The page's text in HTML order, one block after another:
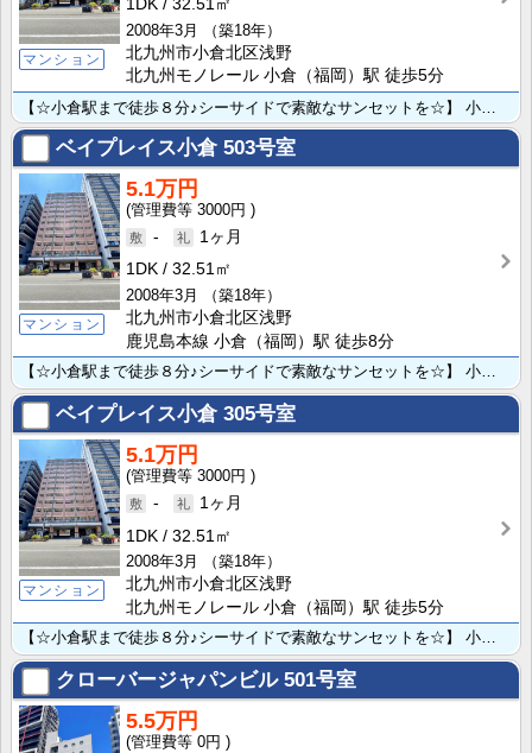
マンション
1DK
32.51㎡
2008年3月
（築18年）
北九州市小倉北区浅野
北九州モノレール 小倉（福岡）駅 徒歩5分
ベイプレイス小倉503号室
マンション
5.1万円
3000円
-
1ヶ月
1DK
32.51㎡
2008年3月
（築18年）
北九州市小倉北区浅野
鹿児島本線 小倉（福岡）駅 徒歩8分
【☆小倉駅まで徒歩８分♪シーサイドで素敵なサンセットを☆】 小型犬・猫合わせて2匹まで☆通り沿いでオ･･･
ベイプレイス小倉305号室
マンション
5.1万円
3000円
-
1ヶ月
1DK
32.51㎡
2008年3月
（築18年）
北九州市小倉北区浅野
北九州モノレール 小倉（福岡）駅 徒歩5分
【☆小倉駅まで徒歩８分♪シーサイドで素敵なサンセットを☆】 小型犬・猫合わせて2匹まで☆通り沿いでオ･･･
クローバージャパンビル501号室
5.5万円
0円